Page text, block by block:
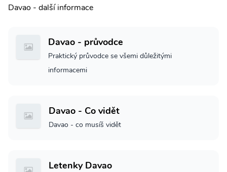
Davao - další informace
Davao - průvodce
Praktický průvodce se všemi důležitými
informacemi
Davao - Co vidět
Davao - co musíš vidět
Letenky Davao